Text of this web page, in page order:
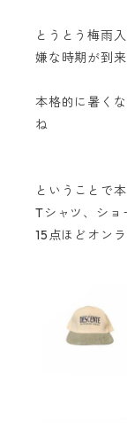
とうとう梅雨入
嫌な時期が到来
本格的に暑く
ね
ということで
Tシャツ、ショ
15点ほどオン